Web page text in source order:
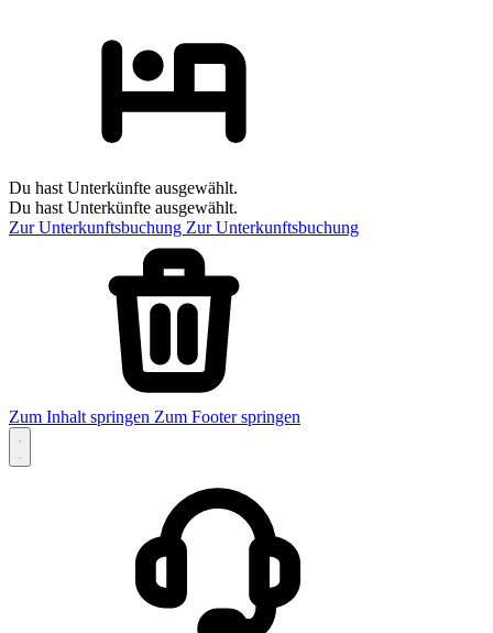
Du hast Unterkünfte ausgewählt.
Du hast Unterkünfte ausgewählt.
Zur Unterkunftsbuchung Zur Unterkunftsbuchung
Zum Inhalt springen Zum Footer springen